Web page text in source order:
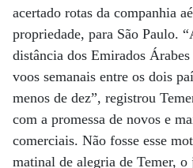
acertado rotas da companhia
propriedade, para São Paulo.
distância dos Emirados
voos semanais entre os dois
menos de dez”, registrou
com a promessa de novos e
comerciais. Não fosse esse
matinal de alegria de Temer, o